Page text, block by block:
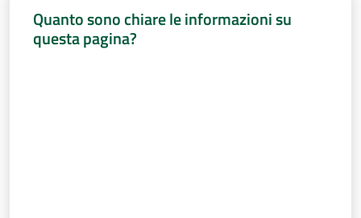
Seguici
Quanto sono chiare le informazioni su
questa pagina?